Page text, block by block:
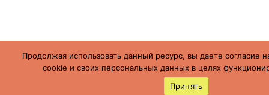
Продолжая использовать данный ресурс, вы даете согласие
cookie и своих персональных данных в целях
Принять